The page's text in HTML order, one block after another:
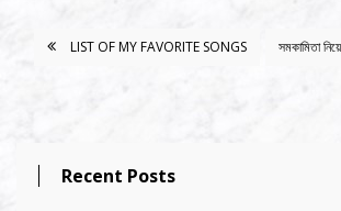
POST
LIST OF MY FAVORITE SONGS সমকামিতা
Recent Posts